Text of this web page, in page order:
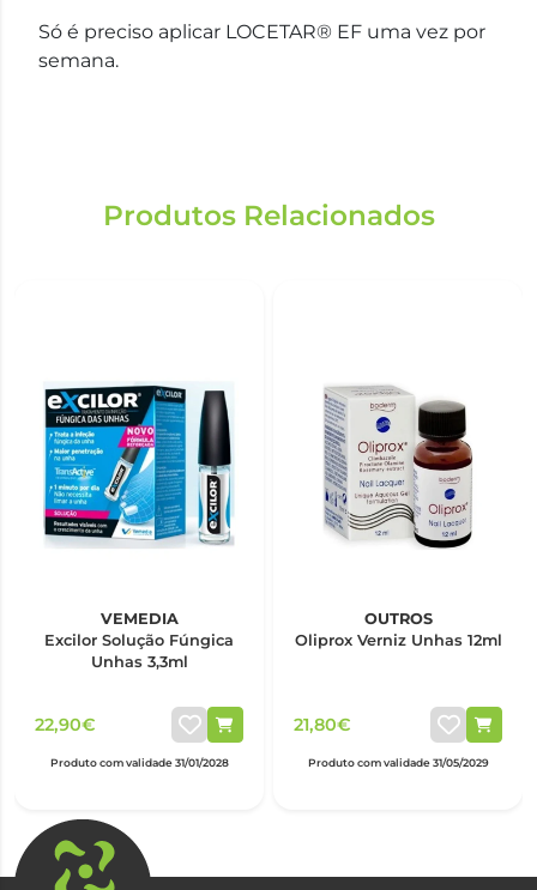
Só é preciso aplicar LOCETAR® EF uma vez por
semana.
Produtos Relacionados
VEMEDIA
Excilor Solução Fúngica
Unhas 3,3ml
22,90€
Produto com validade 31/01/2028
OUTROS
Oliprox Verniz Unhas 12ml
21,80€
Produto com validade 31/05/2029